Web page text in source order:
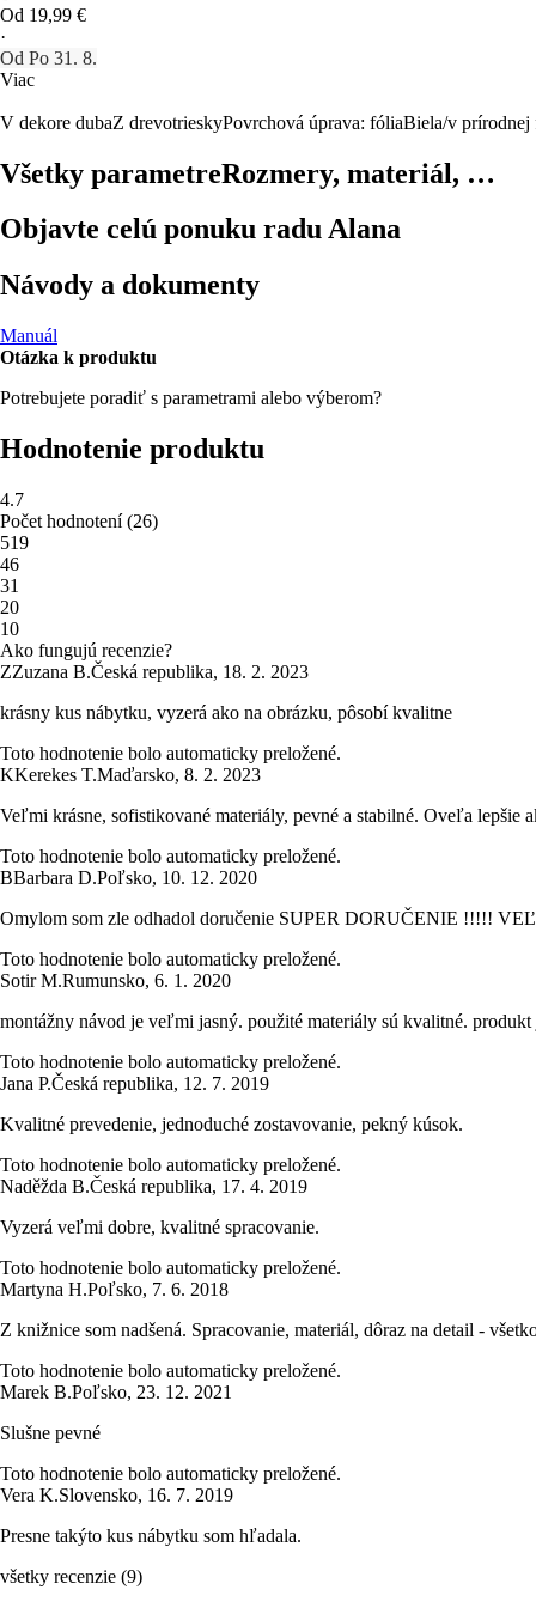
Od 19,99 €
·
Od Po 31. 8.
Viac
V dekore dubaZ drevotrieskyPovrchová úprava: fóliaBiela/v prírodnej
Všetky parametreRozmery, materiál, …
Objavte celú ponuku radu Alana
Návody a dokumenty
Manuál
Otázka k produktu
Potrebujete poradiť s parametrami alebo výberom?
Hodnotenie produktu
4.7
Počet hodnotení(26)
519
46
31
20
10
Ako fungujú recenzie?
ZZuzana B.Česká republika, 18. 2. 2023
krásny kus nábytku, vyzerá ako na obrázku, pôsobí kvalitne
Toto hodnotenie bolo automaticky preložené.
KKerekes T.Maďarsko, 8. 2. 2023
Veľmi krásne, sofistikované materiály, pevné a stabilné. Oveľa lepšie
Toto hodnotenie bolo automaticky preložené.
BBarbara D.Poľsko, 10. 12. 2020
Omylom som zle odhadol doručenie SUPER DORUČENIE !!!!!
Toto hodnotenie bolo automaticky preložené.
Sotir M.Rumunsko, 6. 1. 2020
montážny návod je veľmi jasný. použité materiály sú kvalitné.
Toto hodnotenie bolo automaticky preložené.
Jana P.Česká republika, 12. 7. 2019
Kvalitné prevedenie, jednoduché zostavovanie, pekný kúsok.
Toto hodnotenie bolo automaticky preložené.
Naděžda B.Česká republika, 17. 4. 2019
Vyzerá veľmi dobre, kvalitné spracovanie.
Toto hodnotenie bolo automaticky preložené.
Martyna H.Poľsko, 7. 6. 2018
Z knižnice som nadšená. Spracovanie, materiál, dôraz na detail -
Toto hodnotenie bolo automaticky preložené.
Marek B.Poľsko, 23. 12. 2021
Slušne pevné
Toto hodnotenie bolo automaticky preložené.
Vera K.Slovensko, 16. 7. 2019
Presne takýto kus nábytku som hľadala.
všetky recenzie (9)